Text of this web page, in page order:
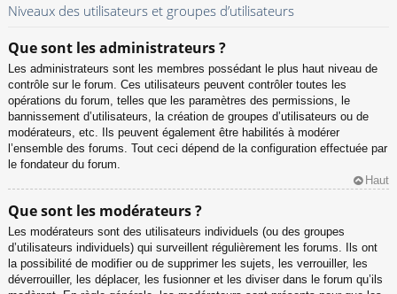
Niveaux des utilisateurs et groupes d’utilisateurs
Que sont les administrateurs ?
Les administrateurs sont les membres possédant le plus haut niveau de
contrôle sur le forum. Ces utilisateurs peuvent contrôler toutes les
opérations du forum, telles que les paramètres des permissions, le
bannissement d’utilisateurs, la création de groupes d’utilisateurs ou de
modérateurs, etc. Ils peuvent également être habilités à modérer
l’ensemble des forums. Tout ceci dépend de la configuration effectuée par
le fondateur du forum.
Haut
Que sont les modérateurs ?
Les modérateurs sont des utilisateurs individuels (ou des groupes
d’utilisateurs individuels) qui surveillent régulièrement les forums. Ils ont
la possibilité de modifier ou de supprimer les sujets, les verrouiller, les
déverrouiller, les déplacer, les fusionner et les diviser dans le forum qu’ils